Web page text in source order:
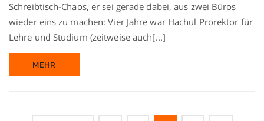
Schreibtisch-Chaos, er sei gerade dabei, aus zwei Büros
wieder eins zu machen: Vier Jahre war Hachul Prorektor für
Lehre und Studium (zeitweise auch[...]
MEHR